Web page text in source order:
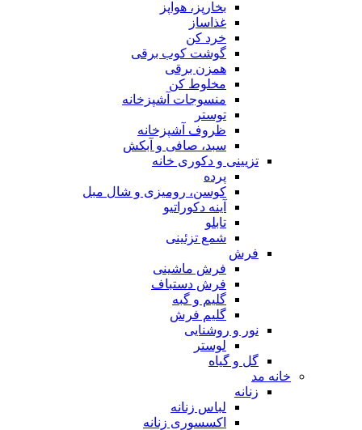
بخارپز، هواپز
غذاساز
خرد کن
گوشت کوب برقی
همزن برقی
مخلوط کن
منسوجات آشپزخانه
توستر
ظروف آشپزخانه
سبد، صافی و آبکش
تزیینی و دکوری خانه
پرده
کوسن، رومیزی و شال مبل
آینه دکوراتیو
تابلو
شمع تزئینی
فرش
فرش ماشینی
فرش دستباف
گلیم و گبه
گلیم فرش
نور و روشنایی
لوستر
گل و گیاه
خانه مد
زنانه
لباس زنانه
اکسسوری زنانه